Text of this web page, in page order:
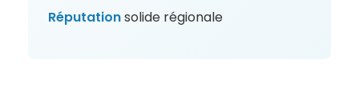
Réputationsolide régionale